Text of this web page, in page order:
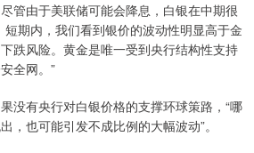
由于美联储可能会降息，白银在中期很
短期内，我们看到银价的波动性明显高于金
跌风险。黄金是唯一受到央行结构性支持
全网。”
有央行对白银价格的支撑环球策路，“哪
，也可能引发不成比例的大幅波动”。